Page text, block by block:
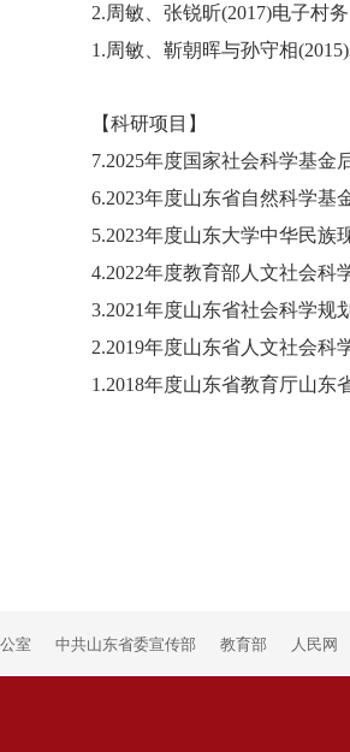
2.周敏、张锐昕(2017)电子村务
1.周敏、靳朝晖与孙守相(2015)
【科研项目】
7.2025年度国家社会科学基金
6.2023年度山东省自然科学基
5.2023年度山东大学中华民族
4.2022年度教育部人文社会科
3.2021年度山东省社会科学规
2.2019年度山东省人文社会
1.2018年度山东省教育厅山东
室 中共山东省委宣传部 教育部 人民网